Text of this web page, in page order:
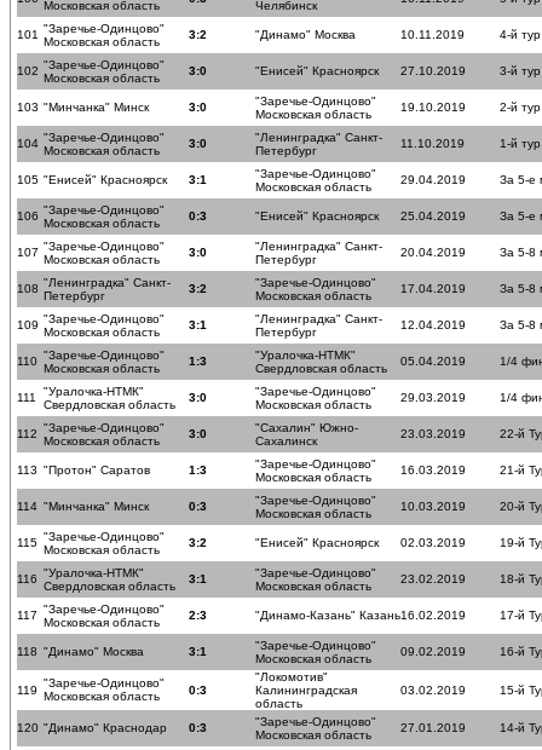
Московская область
Челябинск
101 "Заречье-Одинцово"
Московская область
3:2 "Динамо" Москва 10.11.2019 4-й тур
102 "Заречье-Одинцово"
Московская область
3:0 "Енисей" Красноярск 27.10.2019 3-й тур
103 "Минчанка" Минск 3:0
"Заречье-Одинцово"
Московская область
19.10.2019 2-й тур
104 "Заречье-Одинцово"
Московская область
3:0
"Ленинградка" Санкт-
Петербург
11.10.2019 1-й тур
105 "Енисей" Красноярск 3:1
"Заречье-Одинцово"
Московская область
29.04.2019 За 5-е
106 "Заречье-Одинцово"
Московская область
0:3 "Енисей" Красноярск 25.04.2019 За 5-е
107 "Заречье-Одинцово"
Московская область
3:0
"Ленинградка" Санкт-
Петербург
20.04.2019 За 5-8
108 "Ленинградка" Санкт-
Петербург
3:2
"Заречье-Одинцово"
Московская область
17.04.2019 За 5-8
109 "Заречье-Одинцово"
Московская область
3:1
"Ленинградка" Санкт-
Петербург
12.04.2019 За 5-8
110 "Заречье-Одинцово"
Московская область
1:3
"Уралочка-НТМК"
Свердловская область
05.04.2019 1/4
111
"Уралочка-НТМК"
Свердловская область
3:0
"Заречье-Одинцово"
Московская область
29.03.2019 1/4
112 "Заречье-Одинцово"
Московская область
3:0
"Сахалин" Южно-
Сахалинск
23.03.2019 22-й
113 "Протон" Саратов 1:3
"Заречье-Одинцово"
Московская область
16.03.2019 21-й
114 "Минчанка" Минск 0:3
"Заречье-Одинцово"
Московская область
10.03.2019 20-й
115 "Заречье-Одинцово"
Московская область
3:2 "Енисей" Красноярск 02.03.2019 19-й
116 "Уралочка-НТМК"
Свердловская область
3:1
"Заречье-Одинцово"
Московская область
23.02.2019 18-й
117 "Заречье-Одинцово"
Московская область
2:3 "Динамо-Казань" Казань16.02.2019 17-й
118 "Динамо" Москва 3:1
"Заречье-Одинцово"
Московская область
09.02.2019 16-й
119
"Заречье-Одинцово"
Московская область
0:3
"Локомотив"
Калининградская
область
03.02.2019 15-й
120 "Динамо" Краснодар 0:3
"Заречье-Одинцово"
Московская область
27.01.2019 14-й